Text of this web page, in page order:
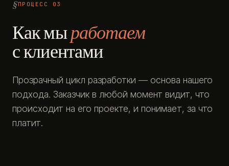
ПРОЦЕСС 03
Как мыработаем
с клиентами
Прозрачный цикл разработки — основа нашего
подхода. Заказчик в любой момент видит, что
происходит на его проекте, и понимает, за что
платит.